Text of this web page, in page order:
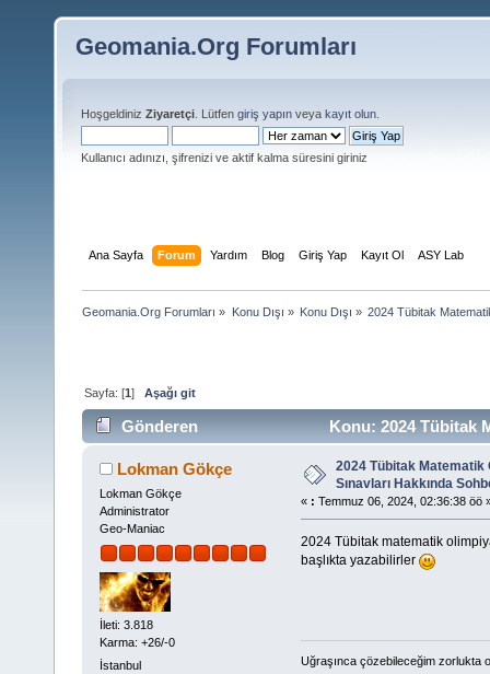
Geomania.Org Forumları
Hoşgeldiniz Ziyaretçi . Lütfen giriş yapın veya kayıt olun
Kullanıcı adınızı, şifrenizi ve aktif kalma süresini giriniz
Ana Sayfa Forum Yardım Blog Giriş Yap Kayıt Ol ASY Lab
Geomania.Org Forumları » Konu Dışı » Konu Dışı » 2024 Tübitak
Sayfa: [1]Aşağı git
Gönderen
Konu: 2024 Tübitak
(Okunma sayısı 12046 defa)
Lokman Gökçe
Lokman Gökçe
Administrator
Geo-Maniac
İleti: 3.818
Karma: +26/-0
İstanbul
2024 Tübitak Matematik
Sınavları Hakkında
« : Temmuz 06, 2024, 02:36:38 öö
2024 Tübitak matematik
başlıkta yazabilirler
Uğraşınca çözebileceğim zorlukta